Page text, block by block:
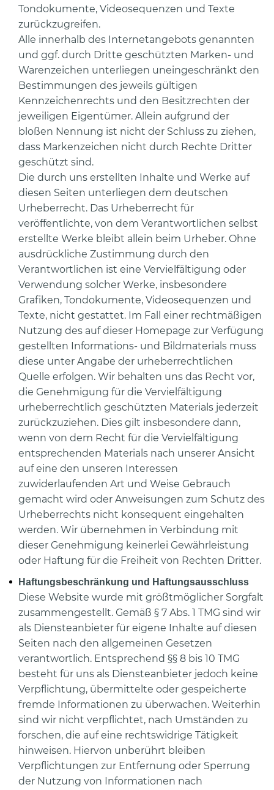
Tondokumente, Videosequenzen und Texte
zurückzugreifen.
Alle innerhalb des Internetangebots genannten
und ggf. durch Dritte geschützten Marken- und
Warenzeichen unterliegen uneingeschränkt den
Bestimmungen des jeweils gültigen
Kennzeichenrechts und den Besitzrechten der
jeweiligen Eigentümer. Allein aufgrund der
bloßen Nennung ist nicht der Schluss zu ziehen,
dass Markenzeichen nicht durch Rechte Dritter
geschützt sind.
Die durch uns erstellten Inhalte und Werke auf
diesen Seiten unterliegen dem deutschen
Urheberrecht. Das Urheberrecht für
veröffentlichte, von dem Verantwortlichen selbst
erstellte Werke bleibt allein beim Urheber. Ohne
ausdrückliche Zustimmung durch den
Verantwortlichen ist eine Vervielfältigung oder
Verwendung solcher Werke, insbesondere
Grafiken, Tondokumente, Videosequenzen und
Texte, nicht gestattet. Im Fall einer rechtmäßigen
Nutzung des auf dieser Homepage zur Verfügung
gestellten Informations- und Bildmaterials muss
diese unter Angabe der urheberrechtlichen
Quelle erfolgen. Wir behalten uns das Recht vor,
die Genehmigung für die Vervielfältigung
urheberrechtlich geschützten Materials jederzeit
zurückzuziehen. Dies gilt insbesondere dann,
wenn von dem Recht für die Vervielfältigung
entsprechenden Materials nach unserer Ansicht
auf eine den unseren Interessen
zuwiderlaufenden Art und Weise Gebrauch
gemacht wird oder Anweisungen zum Schutz des
Urheberrechts nicht konsequent eingehalten
werden. Wir übernehmen in Verbindung mit
dieser Genehmigung keinerlei Gewährleistung
oder Haftung für die Freiheit von Rechten Dritter.
Haftungsbeschränkung und Haftungsausschluss
Diese Website wurde mit größtmöglicher Sorgfalt
zusammengestellt. Gemäß § 7 Abs. 1 TMG sind wir
als Diensteanbieter für eigene Inhalte auf diesen
Seiten nach den allgemeinen Gesetzen
verantwortlich. Entsprechend §§ 8 bis 10 TMG
besteht für uns als Diensteanbieter jedoch keine
Verpflichtung, übermittelte oder gespeicherte
fremde Informationen zu überwachen. Weiterhin
sind wir nicht verpflichtet, nach Umständen zu
forschen, die auf eine rechtswidrige Tätigkeit
hinweisen. Hiervon unberührt bleiben
Verpflichtungen zur Entfernung oder Sperrung
der Nutzung von Informationen nach